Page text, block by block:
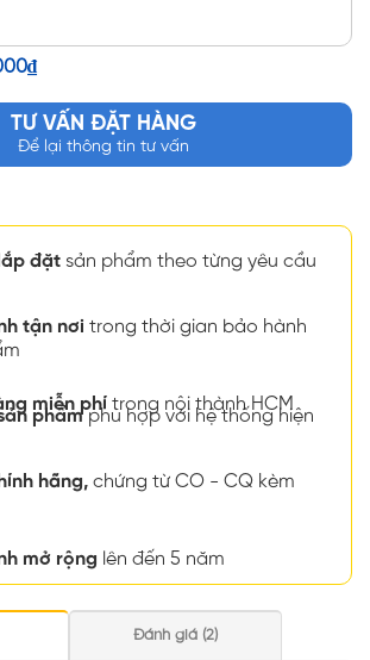
₫
TƯ VẤN ĐẶT HÀNG
Để lại thông tin tư vấn
đặt sản phẩm theo từng yêu cầu
tận nơi trong thời gian bảo hành
miễn phí trong nội thành HCM
phẩmphù hợp với hệ thống hiện
hãng, chứng từ CO - CQ kèm
mở rộng lên đến 5 năm
Đánh giá (2)